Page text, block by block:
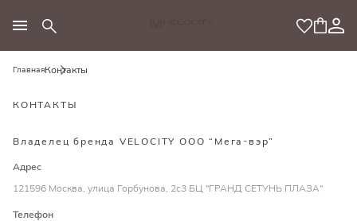
ГлавнаяКонтакты
КОНТАКТЫ
Владелец бренда VELOCITY ООО “Мега-вэр”
Адрес
121596 Москва, улица Горбунова, 2с3 БЦ "ГРАНД СЕТУНЬ ПЛАЗА"
Телефон